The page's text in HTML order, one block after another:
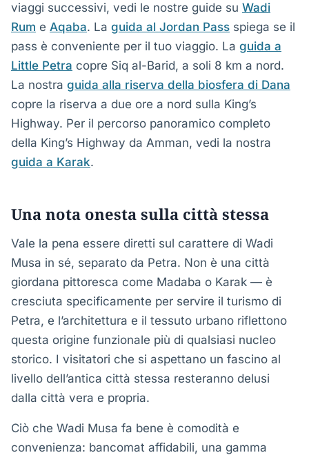
viaggi successivi, vedi le nostre guide su Wadi
Rum e Aqaba. La guida al Jordan Pass spiega se il
pass è conveniente per il tuo viaggio. La guida a
Little Petra copre Siq al-Barid, a soli 8 km a nord.
La nostra guida alla riserva della biosfera di Dana
copre la riserva a due ore a nord sulla King’s
Highway. Per il percorso panoramico completo
della King’s Highway da Amman, vedi la nostra
guida a Karak.
Una nota onesta sulla città stessa
Vale la pena essere diretti sul carattere di Wadi
Musa in sé, separato da Petra. Non è una città
giordana pittoresca come Madaba o Karak — è
cresciuta specificamente per servire il turismo di
Petra, e l’architettura e il tessuto urbano riflettono
questa origine funzionale più di qualsiasi nucleo
storico. I visitatori che si aspettano un fascino al
livello dell’antica città stessa resteranno delusi
dalla città vera e propria.
Ciò che Wadi Musa fa bene è comodità e
convenienza: bancomat affidabili, una gamma